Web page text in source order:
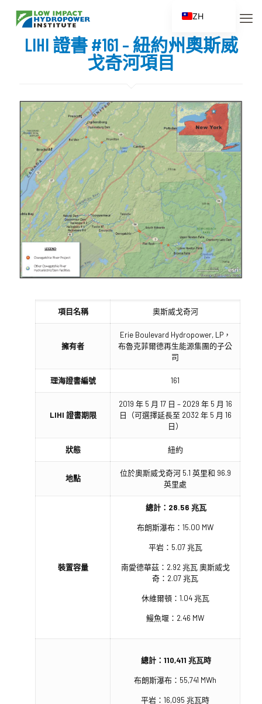
LIHI 證書 #161 – 紐約州奧斯威
戈奇河項目
項目名稱 奧斯威戈奇河
擁有者
Erie Boulevard Hydropower, LP，
布魯克菲爾德再生能源集團的子公
司
理海證書編號 161
LIHI 證書期限
2019 年 5 月 17 日 – 2029 年 5 月 16
日（可選擇延長至 2032 年 5 月 16
日）
狀態 紐約
地點
位於奧斯威戈奇河 5.1 英里和 96.9
英里處
裝置容量
總計：28.56 兆瓦
布朗斯瀑布：15.00 MW
平岩：5.07 兆瓦
南愛德華茲：2.92 兆瓦 奧斯威戈
奇：2.07 兆瓦
休維爾頓：1.04 兆瓦
鰻魚堰：2.46 MW
總計：110,411 兆瓦時
布朗斯瀑布：55,741 MWh
平岩：16,095 兆瓦時
ZH
EN
ES